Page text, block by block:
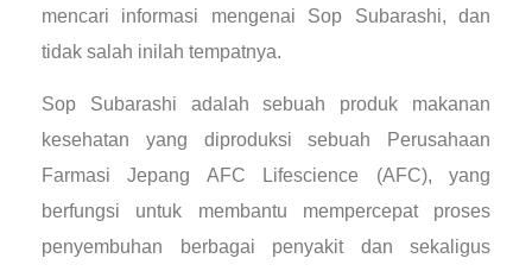
mencari informasi mengenai Sop Subarashi, dan
tidak salah inilah tempatnya.
Sop Subarashi adalah sebuah produk makanan
kesehatan yang diproduksi sebuah Perusahaan
Farmasi Jepang AFC Lifescience (AFC), yang
berfungsi untuk membantu mempercepat proses
penyembuhan berbagai penyakit dan sekaligus